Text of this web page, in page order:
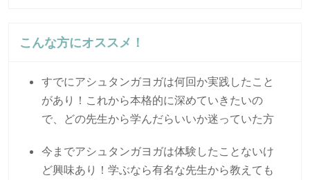
こんな方にオススメ！
すでにアシュタンガヨガは何回か実践したこと
があり！これから本格的に深めていきたいの
で、どの先生から学んだらいいか迷っていた方
今までアシュタンガヨガは体験したことないけ
ど興味あり！学ぶなら有名な先生から教えても